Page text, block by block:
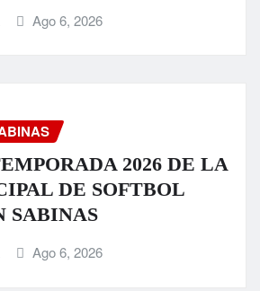
Ago 6, 2026
2026 DE LA
DE SOFTBOL
SABINAS
Ago 6, 2026